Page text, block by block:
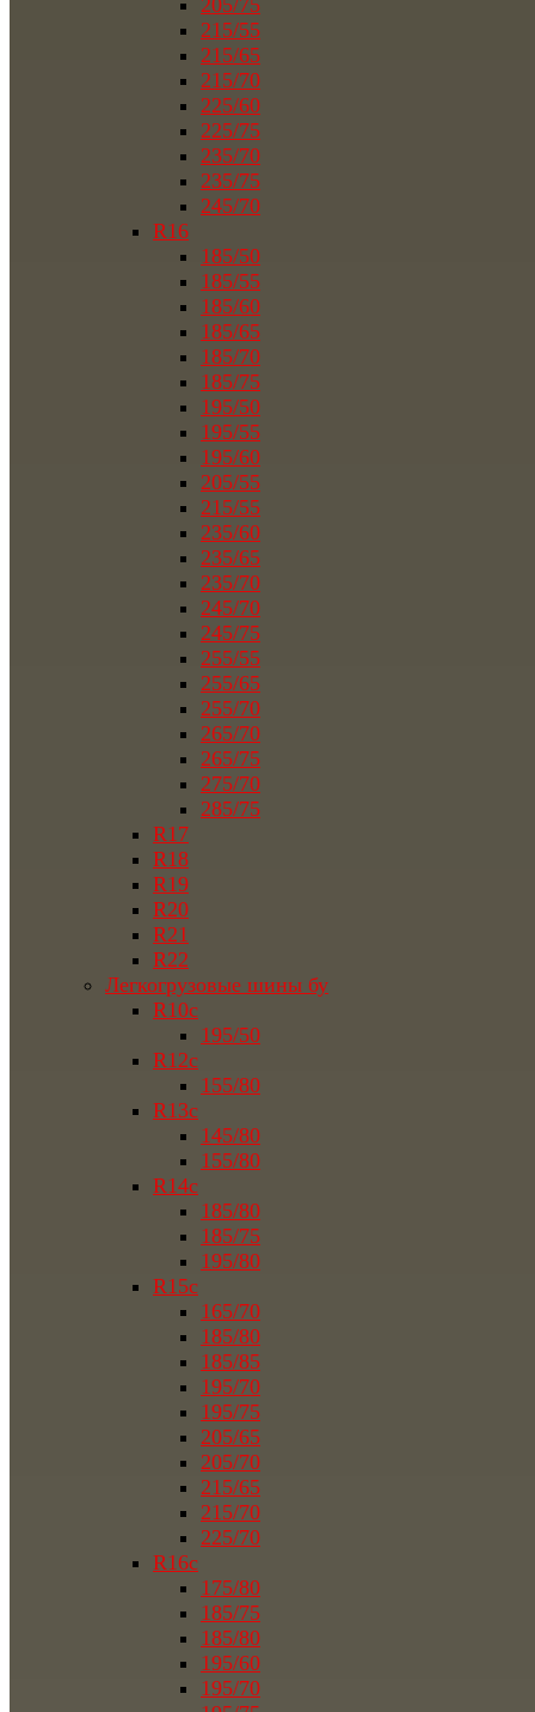
205/75
215/55
215/65
215/70
225/60
225/75
235/70
235/75
245/70
R16
185/50
185/55
185/60
185/65
185/70
185/75
195/50
195/55
195/60
205/55
215/55
235/60
235/65
235/70
245/70
245/75
255/55
255/65
255/70
265/70
265/75
275/70
285/75
R17
R18
R19
R20
R21
R22
Легкогрузовые шины бу
R10c
195/50
R12c
155/80
R13c
145/80
155/80
R14c
185/80
185/75
195/80
R15c
165/70
185/80
185/85
195/70
195/75
205/65
205/70
215/65
215/70
225/70
R16c
175/80
185/75
185/80
195/60
195/70